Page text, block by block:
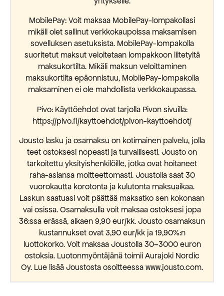
MobilePay: Voit maksaa MobilePay-lompakollasi
mikäli olet sallinut verkkokaupoissa maksamisen
sovelluksen asetuksista. MobilePay-lompakolla
suoritetut maksut veloitetaan lompakkoon liitetyltä
maksukortilta. Mikäli maksun veloittaminen
maksukortilta epäonnistuu, MobilePay-lompakolla
maksaminen ei ole mahdollista verkkokaupassa.
Pivo: Käyttöehdot ovat tarjolla Pivon sivuilla:
https://pivo.fi/kayttoehdot/pivon-kayttoehdot/
Jousto lasku ja osamaksu on kotimainen palvelu, jolla
teet ostoksesi nopeasti ja turvallisesti. Jousto on
tarkoitettu yksityishenkilöille, jotka ovat hoitaneet
raha-asiansa moitteettomasti. Joustolla saat 30
vuorokautta korotonta ja kulutonta maksuaikaa.
Laskun saatuasi voit päättää maksatko sen kokonaan
vai osissa. Osamaksulla voit maksaa ostoksesi jopa
36:ssa erässä, alkaen 9,90 eur/kk. Jousto osamaksun
kustannukset ovat 3,90 eur/kk ja 19,90%:n
luottokorko. Voit maksaa Joustolla 30–3000 euron
ostoksia. Luotonmyöntäjänä toimii Aurajoki Nordic
Oy. Lue lisää Joustosta osoitteessa www.jousto.com.